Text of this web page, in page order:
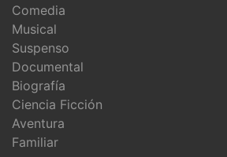
Comedia
Musical
Suspenso
Documental
Biografía
Ciencia Ficción
Aventura
Familiar